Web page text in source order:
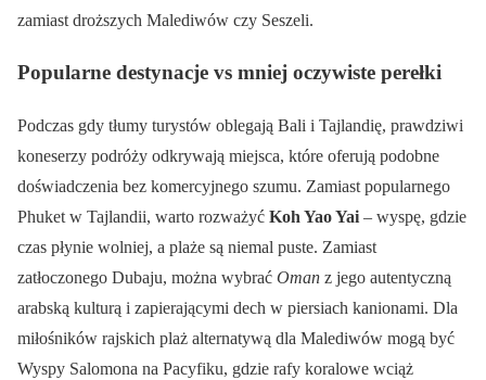
zamiast droższych Malediwów czy Seszeli.
Popularne destynacje vs mniej oczywiste perełki
Podczas gdy tłumy turystów oblegają Bali i Tajlandię, prawdziwi
koneserzy podróży odkrywają miejsca, które oferują podobne
doświadczenia bez komercyjnego szumu. Zamiast popularnego
Phuket w Tajlandii, warto rozważyć Koh Yao Yai – wyspę, gdzie
czas płynie wolniej, a plaże są niemal puste. Zamiast
zatłoczonego Dubaju, można wybrać Oman z jego autentyczną
arabską kulturą i zapierającymi dech w piersiach kanionami. Dla
miłośników rajskich plaż alternatywą dla Malediwów mogą być
Wyspy Salomona na Pacyfiku, gdzie rafy koralowe wciąż